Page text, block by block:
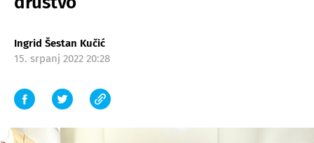
Ingrid Šestan Kučić
15. srpanj 2022 20:28